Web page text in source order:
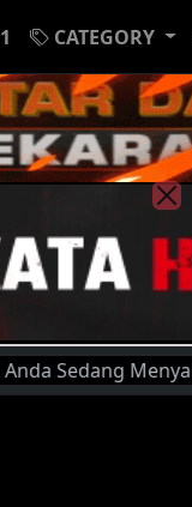
CATEGORY
Sedang